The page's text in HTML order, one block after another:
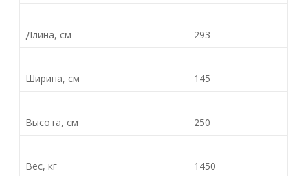
Длина, см 293
Ширина, см 145
Высота, см 250
Вес, кг 1450